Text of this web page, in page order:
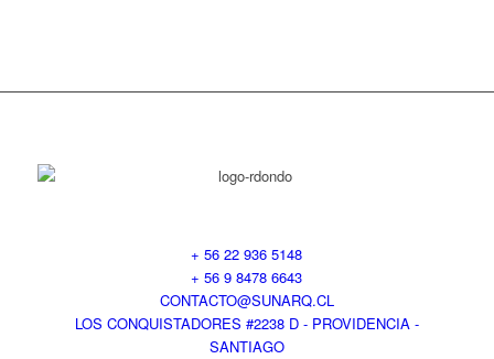
+ 56 22 936 5148
+ 56 9 8478 6643
CONTACTO@SUNARQ.CL
LOS CONQUISTADORES #2238 D - PROVIDENCIA -
SANTIAGO